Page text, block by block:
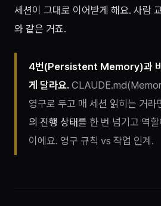
세션이 그대로 이어받게 해요. 사람
와 같은 거죠.
4번(Persistent Memory)과 비
게 달라요.
영구로 두고 매 세션 읽히는 거
의 진행 상태를 한 번 넘기고 역
이에요. 영구 규칙 vs 작업 인계.